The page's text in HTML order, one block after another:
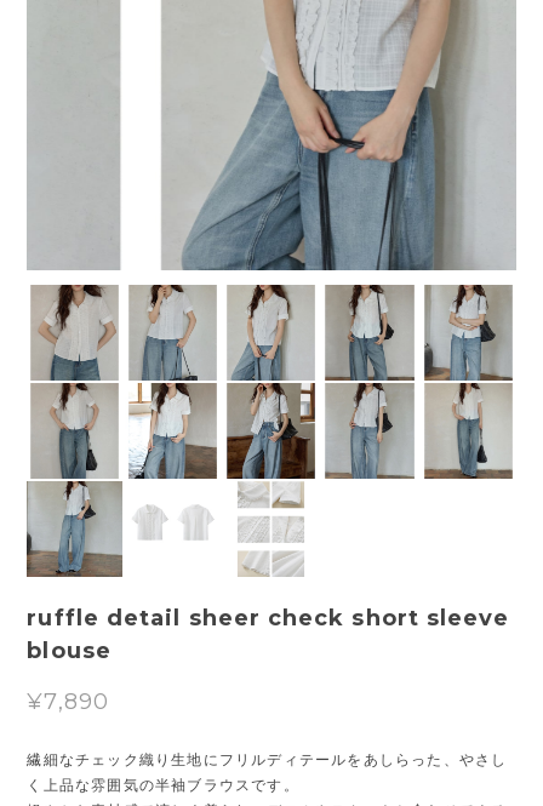
ruffle detail sheer check short sleeve
blouse
¥7,890
繊細なチェック織り生地にフリルディテールをあしらった、やさし
く上品な雰囲気の半袖ブラウスです。